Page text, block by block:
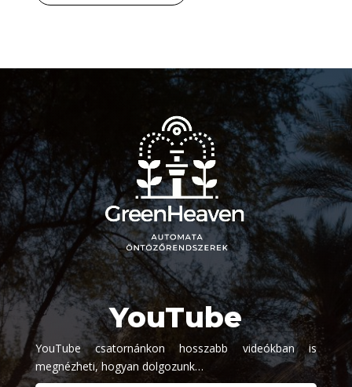
YouTube
YouTube csatornánkon hosszabb videókban is
megnézheti, hogyan dolgozunk…